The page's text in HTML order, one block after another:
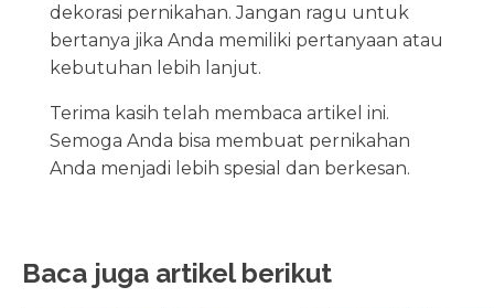
dekorasi pernikahan. Jangan ragu untuk
bertanya jika Anda memiliki pertanyaan atau
kebutuhan lebih lanjut.
Terima kasih telah membaca artikel ini.
Semoga Anda bisa membuat pernikahan
Anda menjadi lebih spesial dan berkesan.
Baca juga artikel berikut